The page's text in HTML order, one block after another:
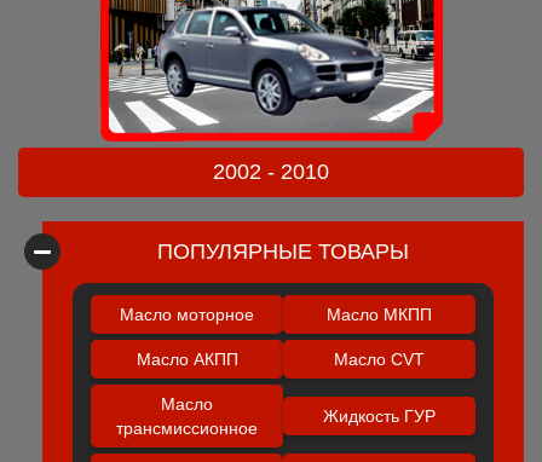
2002 - 2010
ПОПУЛЯРНЫЕ ТОВАРЫ
Масло моторное Масло МКПП
Масло АКПП Масло CVT
Масло
трансмиссионное
Жидкость ГУР